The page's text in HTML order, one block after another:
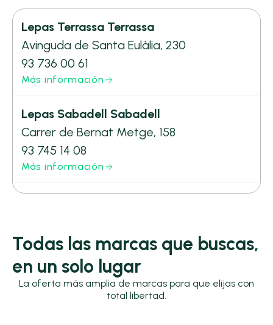
Lepas Terrassa Terrassa
Avinguda de Santa Eulàlia, 230
93 736 00 61
Más información
Lepas Sabadell Sabadell
Carrer de Bernat Metge, 158
93 745 14 08
Más información
Todas las marcas que buscas,
en un solo lugar
La oferta más amplia de marcas para que elijas con
total libertad.